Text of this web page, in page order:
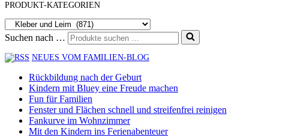
PRODUKT-KATEGORIEN
Suchen nach …
NEUES VOM FAMILIEN-BLOG
Rückbildung nach der Geburt
Kindern mit Bluey eine Freude machen
Fun für Familien
Fenster und Flächen schnell und streifenfrei reinigen
Fankurve im Wohnzimmer
Mit den Kindern ins Ferienabenteuer